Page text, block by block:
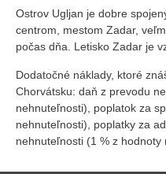
Ostrov Ugljan je dobre
centrom, mestom Zadar,
počas dňa. Letisko Zadar je
Dodatočné náklady, ktoré
Chorvátsku: daň z prevodu
nehnuteľnosti), poplatok za
nehnuteľnosti), poplatky za
nehnuteľnosti (1 % z hodnoty